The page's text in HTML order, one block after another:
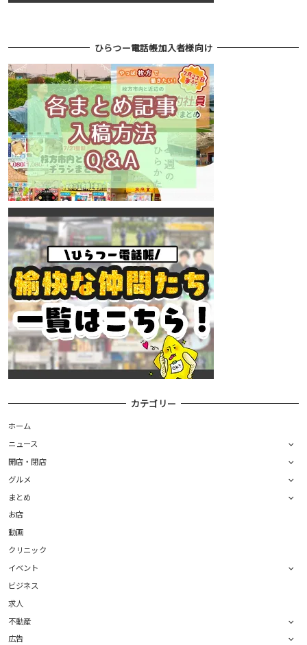
ひらつー電話帳加入者様向け
カテゴリー
ホーム
ニュース
開店・閉店
グルメ
まとめ
お店
動画
クリニック
イベント
ビジネス
求人
不動産
広告